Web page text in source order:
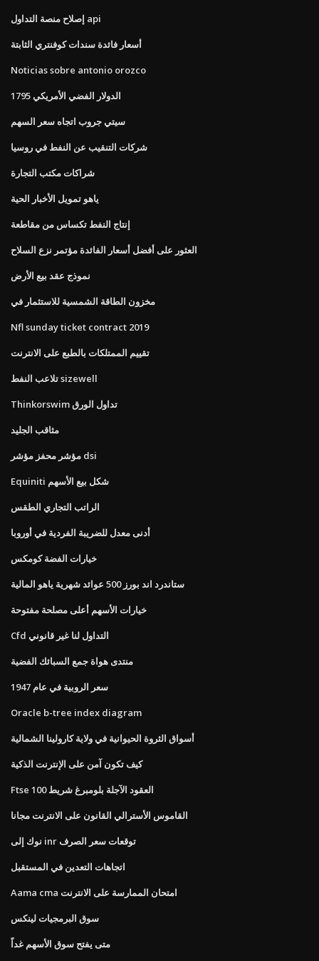
إصلاح منصة التداول api
أسعار فائدة سندات كوفنتري الثابتة
Noticias sobre antonio orozco
الدولار الفضي الأمريكي 1795
سيتي جروب اتجاه سعر السهم
شركات التنقيب عن النفط في روسيا
شراكات مكتب التجارة
ياهو تمويل الأخبار الحية
إنتاج النفط تكساس من مقاطعة
العثور على أفضل أسعار الفائدة مؤتمر نزع السلاح
نموذج عقد بيع الأرض
مخزون الطاقة الشمسية للاستثمار في
Nfl sunday ticket contract 2019
تقييم الممتلكات بالطبع على الانترنت
تلاعب النفط sizewell
Thinkorswim تداول الورق
مثاقب الجليد
مؤشر محفز مؤشر dsi
Equiniti شكل بيع الأسهم
الراتب التجاري الطقس
أدنى معدل للضريبة الفردية في أوروبا
خيارات الفضة كومكس
ستاندرد اند بورز 500 عوائد شهرية ياهو المالية
خيارات الأسهم أعلى مصلحة مفتوحة
Cfd التداول لنا غير قانوني
منتدى هواة جمع السبائك الفضية
سعر الروبية في عام 1947
Oracle b-tree index diagram
أسواق الثروة الحيوانية في ولاية كارولينا الشمالية
كيف تكون آمن على الإنترنت الذكية
Ftse 100 العقود الآجلة بلومبرغ شريط
القاموس الأسترالي القانون على الانترنت مجانا
نوك إلى inr توقعات سعر الصرف
اتجاهات التعدين في المستقبل
Aama cma امتحان الممارسة على الانترنت
سوق البرمجيات لينكس
متى يفتح سوق الأسهم غداً